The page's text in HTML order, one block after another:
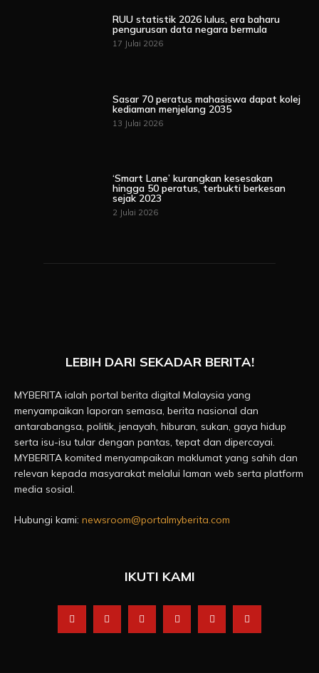
RUU statistik 2026 lulus, era baharu
pengurusan data negara bermula
17 Julai 2026
Sasar 70 peratus mahasiswa dapat kolej
kediaman menjelang 2035
13 Julai 2026
‘Smart Lane’ kurangkan kesesakan
hingga 50 peratus, terbukti berkesan
sejak 2023
2 Julai 2026
LEBIH DARI SEKADAR BERITA!
MYBERITA ialah portal berita digital Malaysia yang
menyampaikan laporan semasa, berita nasional dan
antarabangsa, politik, jenayah, hiburan, sukan, gaya hidup
serta isu-isu tular dengan pantas, tepat dan dipercayai.
MYBERITA komited menyampaikan maklumat yang sahih dan
relevan kepada masyarakat melalui laman web serta platform
media sosial.
Hubungi kami: newsroom@portalmyberita.com
IKUTI KAMI